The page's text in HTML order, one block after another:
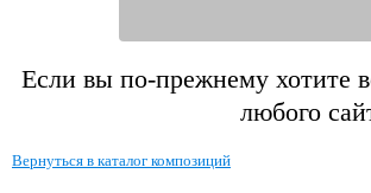
Если вы по-прежнему хотите
любого
Вернуться в каталог композиций